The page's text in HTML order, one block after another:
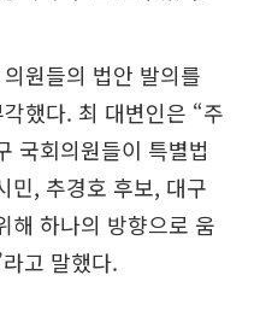
원들의 법안 발의를
했다. 최 대변인은 “주
국회의원들이 특별법
민, 추경호 후보, 대구
해 하나의 방향으로 움
고 말했다.